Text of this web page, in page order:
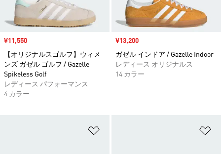
セール価格
¥11,550
【オリジナルスゴルフ】ウィメ
ンズ ガゼル ゴルフ / Gazelle
Spikeless Golf
レディース パフォーマンス
4 カラー
セール価格
¥13,200
ガゼル インドア / Gazelle Indoor
レディース オリジナルス
14 カラー